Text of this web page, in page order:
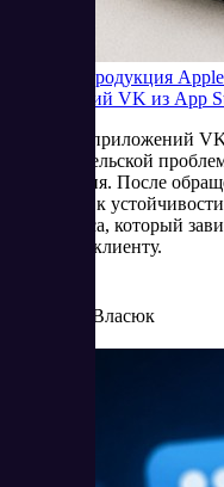
Будет ли продукция
приложений VK из App
Удаление приложений
пользовательской
обсуждения. После
сместился к
для бизнеса, который
доступа к клиенту.
Елена Власюк